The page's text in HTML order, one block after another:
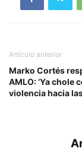
Artículo anterior
Marko Cortés
AMLO: ‘Ya chole
violencia hacia